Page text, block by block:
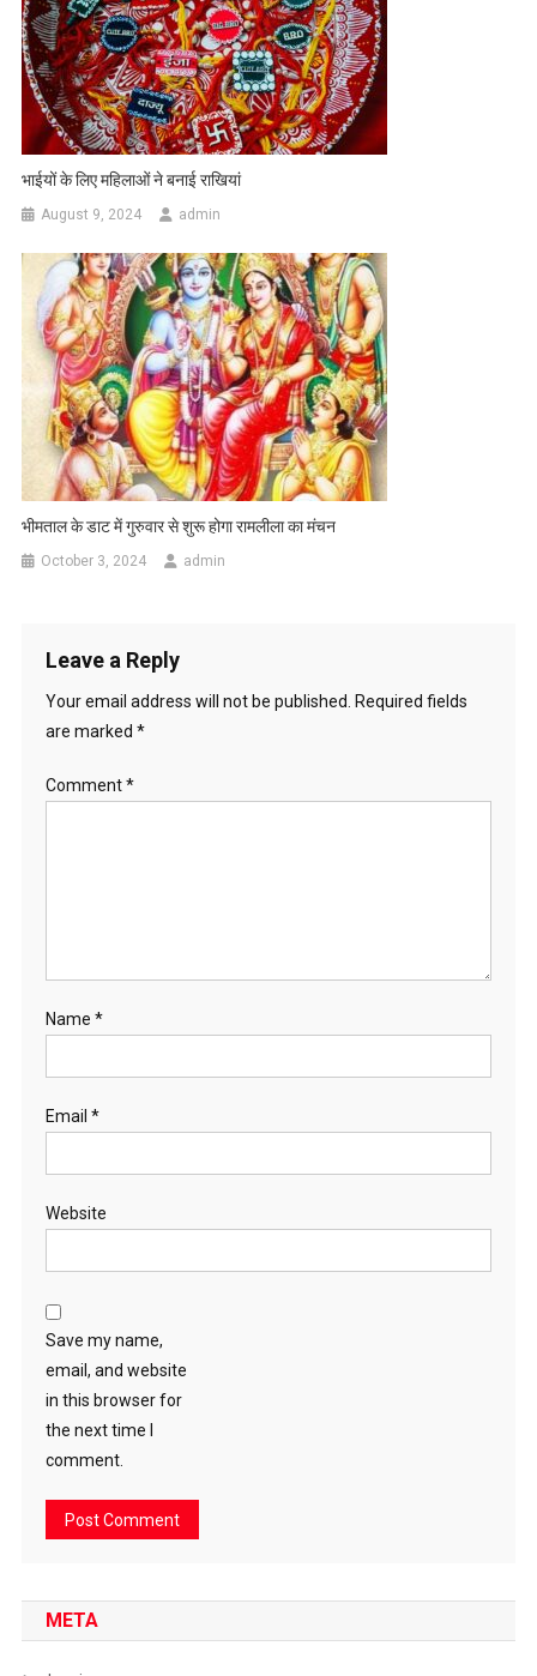
भाईयों के लिए महिलाओं ने बनाई राखियां
August 9, 2024 admin
भीमताल के डाट में गुरुवार से शुरू होगा रामलीला का मंचन
October 3, 2024 admin
Leave a Reply
Your email address will not be published.
Required fields
are marked *
Comment*
Name *
Email *
Website
Save my name,
email, and website
in this browser for
the next time I
comment.
META